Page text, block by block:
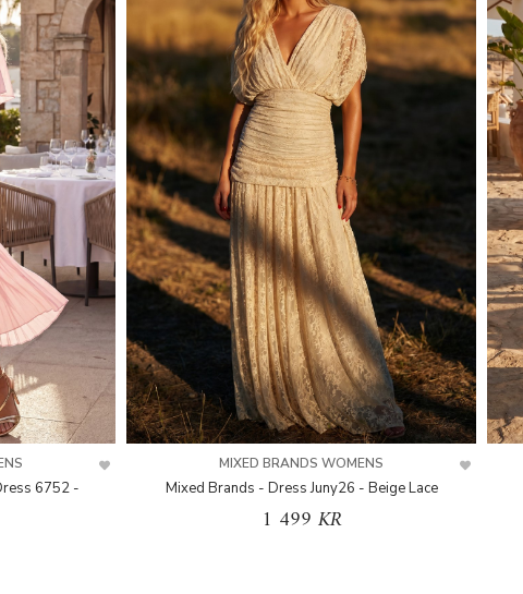
6752 -
MIXED BRANDS WOMENS
Mixed Brands - Dress Juny26 - Beige Lace
1 499 KR